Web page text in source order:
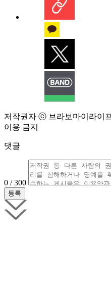
저작권자 ⓒ 브라보마이라이
이용 금지
댓글
0 / 300